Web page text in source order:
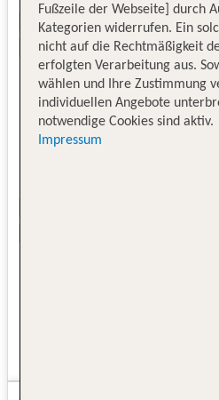
Fußzeile der Webseite] durch
Kategorien widerrufen. Ein
nicht auf die Rechtmäßigkeit
erfolgten Verarbeitung aus.
wählen und Ihre Zustimmung
individuellen Angebote
notwendige Cookies sind aktiv.
Impressum